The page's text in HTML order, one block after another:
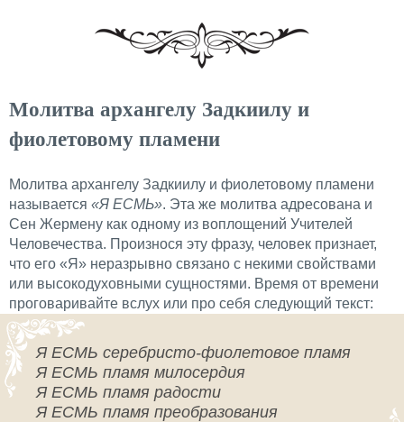
Молитва архангелу Задкиилу и
фиолетовому пламени
Молитва архангелу Задкиилу и фиолетовому пламени
называется «Я ЕСМЬ». Эта же молитва адресована и
Сен Жермену как одному из воплощений Учителей
Человечества. Произнося эту фразу, человек признает,
что его «Я» неразрывно связано с некими свойствами
или высокодуховными сущностями. Время от времени
проговаривайте вслух или про себя следующий текст:
Я ЕСМЬ серебристо-фиолетовое пламя
Я ЕСМЬ пламя милосердия
Я ЕСМЬ пламя радости
Я ЕСМЬ пламя преобразования